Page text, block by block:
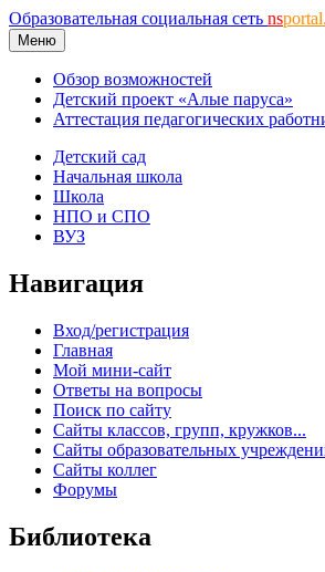
Образовательная социальная сеть ns
Меню
Обзор возможностей
Детский проект «Алые паруса»
Аттестация педагогических
Детский сад
Начальная школа
Школа
НПО и СПО
ВУЗ
Навигация
Вход/регистрация
Главная
Мой мини-сайт
Ответы на вопросы
Поиск по сайту
Сайты классов, групп, кружков...
Сайты образовательных
Сайты коллег
Форумы
Библиотека